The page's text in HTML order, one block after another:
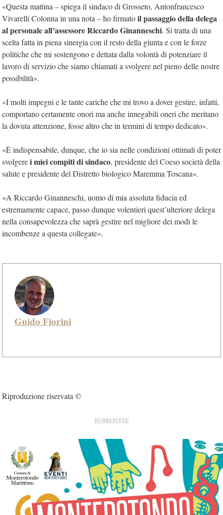
«Questa mattina – spiega il sindaco di Grosseto, Antonfrancesco
Vivarelli Colonna in una nota – ho firmatoil passaggio della delega
al personale all’assessore Riccardo Ginanneschi. Si tratta di una
scelta fatta in piena sinergia con il resto della giunta e con le forze
politiche che mi sostengono e dettata dalla volontà di potenziare il
lavoro di servizio che siamo chiamati a svolgere nel pieno delle nostre
possibilità».
«I molti impegni e le tante cariche che mi trovo a dover gestire, infatti,
comportano certamente onori ma anche innegabili oneri che meritano
la dovuta attenzione, fosse altro che in termini di tempo dedicato».
«È indispensabile, dunque, che io sia nelle condizioni ottimali di poter
svolgerei miei compiti di sindaco, presidente del Coeso società della
salute e presidente del Distretto biologico Maremma Toscana».
«A Riccardo Ginanneschi, uomo di mia assoluta fiducia ed
estremamente capace, passo dunque volentieri quest’ulteriore delega
nella consapevolezza che saprà gestire nel migliore dei modi le
incombenze a questa collegate».
Guido Fiorini
Riproduzione riservata ©
PUBBLICITÀ